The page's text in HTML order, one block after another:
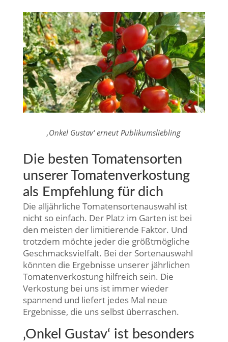
‚Onkel Gustav‘ erneut Publikumsliebling
Die besten Tomatensorten
unserer Tomatenverkostung
als Empfehlung für dich
Die alljährliche Tomatensortenauswahl ist
nicht so einfach. Der Platz im Garten ist bei
den meisten der limitierende Faktor. Und
trotzdem möchte jeder die größtmögliche
Geschmacksvielfalt. Bei der Sortenauswahl
könnten die Ergebnisse unserer jährlichen
Tomatenverkostung hilfreich sein. Die
Verkostung bei uns ist immer wieder
spannend und liefert jedes Mal neue
Ergebnisse, die uns selbst überraschen.
‚Onkel Gustav‘ ist besonders